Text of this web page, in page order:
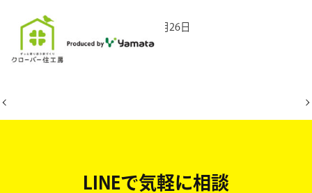
2025年10月26日
LINEで気軽に相談